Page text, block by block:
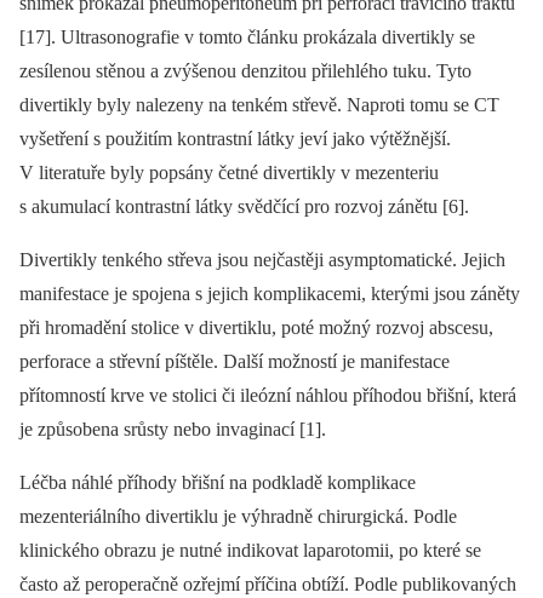
[17]. Ultrasonografie v tomto článku prokázala divertikly se
zesílenou stěnou a zvýšenou denzitou přilehlého tuku. Tyto
divertikly byly nalezeny na tenkém střevě. Naproti tomu se CT
vyšetření s použitím kontrastní látky jeví jako výtěžnější.
V literatuře byly popsány četné divertikly v mezenteriu
s akumulací kontrastní látky svědčící pro rozvoj zánětu [6].
Divertikly tenkého střeva jsou nejčastěji asymptomatické. Jejich
manifestace je spojena s jejich komplikacemi, kterými jsou záněty
při hromadění stolice v divertiklu, poté možný rozvoj abscesu,
perforace a střevní píštěle. Další možností je manifestace
přítomností krve ve stolici či ileózní náhlou příhodou břišní, která
je způsobena srůsty nebo invaginací [1].
Léčba náhlé příhody břišní na podkladě komplikace
mezenteriálního divertiklu je výhradně chirurgická. Podle
klinického obrazu je nutné indikovat laparotomii, po které se
často až peroperačně ozřejmí příčina obtíží. Podle publikovaných